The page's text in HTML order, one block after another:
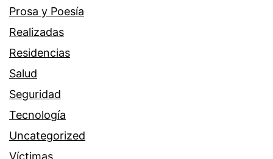
Prosa y Poesía
Realizadas
Residencias
Salud
Seguridad
Tecnología
Uncategorized